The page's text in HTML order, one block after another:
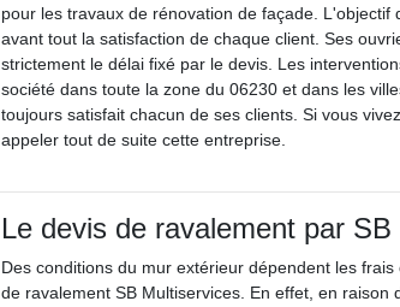
pour les travaux de rénovation de façade. L'objectif
avant tout la satisfaction de chaque client. Ses
strictement le délai fixé par le devis. Les
société dans toute la zone du 06230 et dans les
toujours satisfait chacun de ses clients. Si vous
appeler tout de suite cette entreprise.
Le devis de ravalement par
Des conditions du mur extérieur dépendent les
de ravalement SB Multiservices. En effet, en raison